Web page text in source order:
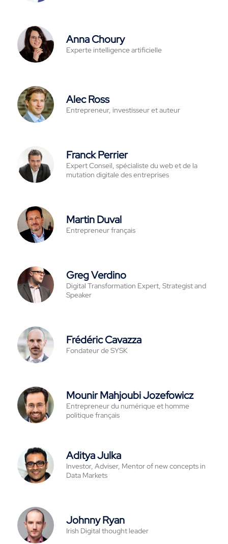
Anna Choury
Experte intelligence artificielle
Alec Ross
Entrepreneur, investisseur et auteur
Franck Perrier
Expert Conseil, spécialiste du web et de la
mutation digitale des entreprises
Martin Duval
Entrepreneur français
Greg Verdino
Digital Transformation Expert, Strategist and
Speaker
Frédéric Cavazza
Fondateur de SYSK
Mounir Mahjoubi Jozefowicz
Entrepreneur du numérique et homme
politique français
Aditya Julka
Investor, Adviser, Mentor of new concepts in
Data Markets
Johnny Ryan
Irish Digital thought leader